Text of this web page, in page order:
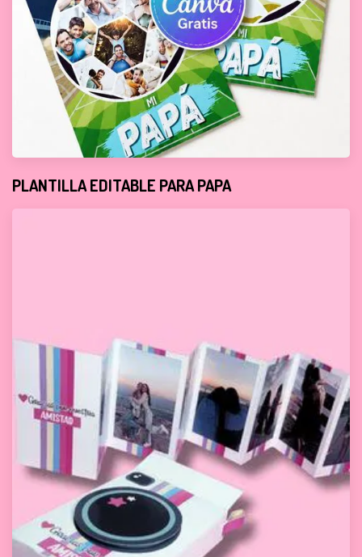
PLANTILLA EDITABLE PARA PAPA